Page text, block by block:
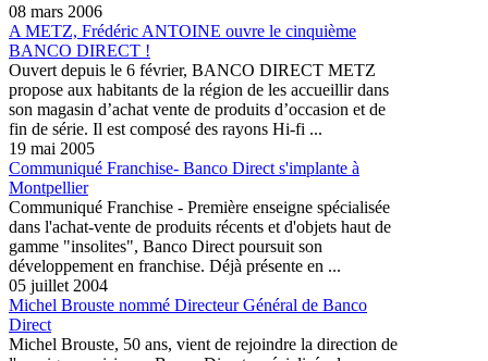
08 mars 2006
A METZ, Frédéric ANTOINE ouvre le cinquième
BANCO DIRECT !
Ouvert depuis le 6 février, BANCO DIRECT METZ
propose aux habitants de la région de les accueillir dans
son magasin d’achat vente de produits d’occasion et de
fin de série. Il est composé des rayons Hi-fi ...
19 mai 2005
Communiqué Franchise- Banco Direct s'implante à
Montpellier
Communiqué Franchise - Première enseigne spécialisée
dans l'achat-vente de produits récents et d'objets haut de
gamme "insolites", Banco Direct poursuit son
développement en franchise. Déjà présente en ...
05 juillet 2004
Michel Brouste nommé Directeur Général de Banco
Direct
Michel Brouste, 50 ans, vient de rejoindre la direction de